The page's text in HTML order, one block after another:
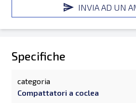
INVIA AD UN
Specifiche
categoria
Compattatori a coclea